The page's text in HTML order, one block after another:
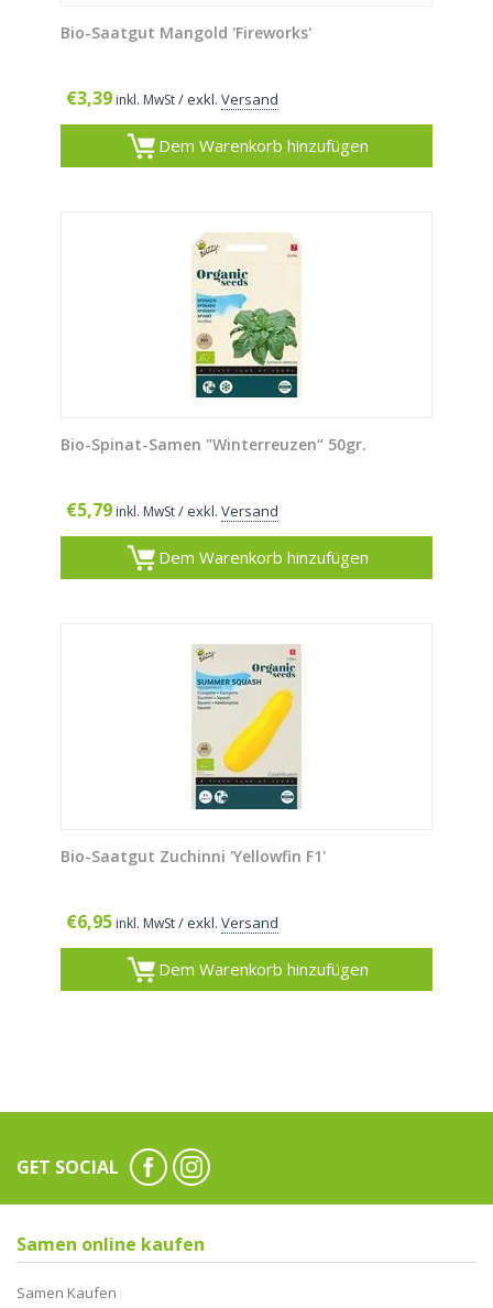
Bio-Saatgut Mangold 'Fireworks'
€3,39 inkl. MwSt/ exkl. Versand
Dem Warenkorb hinzufügen
Bio-Spinat-Samen "Winterreuzen“ 50gr.
€5,79 inkl. MwSt/ exkl. Versand
Dem Warenkorb hinzufügen
Bio-Saatgut Zuchinni 'Yellowfin F1'
€6,95 inkl. MwSt/ exkl. Versand
Dem Warenkorb hinzufügen
GET SOCIAL
Samen online kaufen
Samen Kaufen